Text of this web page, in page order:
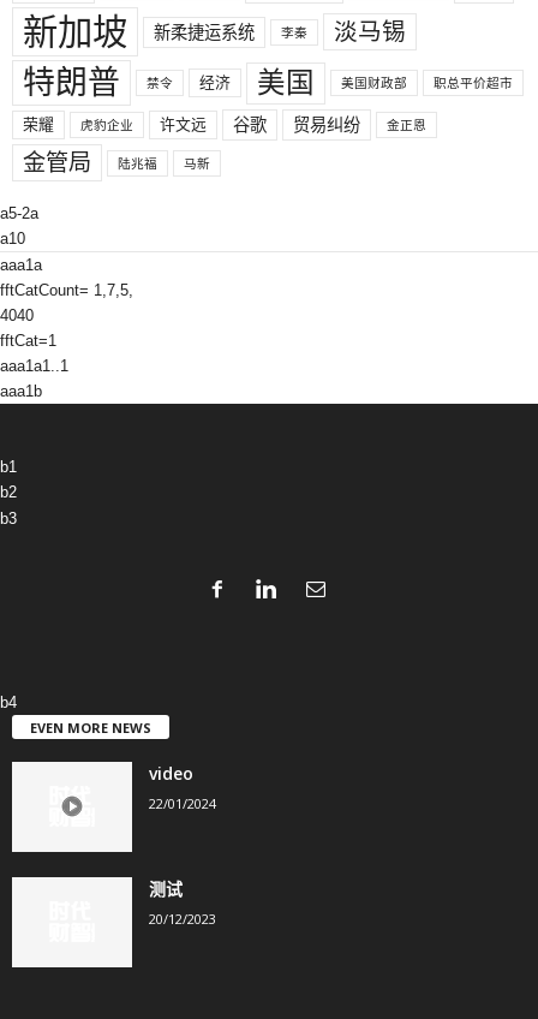
新加坡 新柔捷运系统 李秦 淡马锡
特朗普 禁令 经济 美国 美国财政部 职总平价超市
荣耀 虎豹企业 许文远 谷歌 贸易纠纷 金正恩
金管局 陆兆福 马新
a5-2a
a10
aaa1a
fftCatCount= 1,7,5,
4040
fftCat=1
aaa1a1..1
aaa1b
b1
b2
b3
b4
EVEN MORE NEWS
video
22/01/2024
测试
20/12/2023